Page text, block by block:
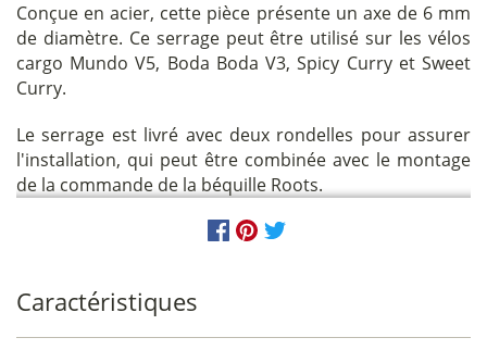
Conçue en acier, cette pièce présente un axe de 6 mm
de diamètre. Ce serrage peut être utilisé sur les vélos
cargo Mundo V5, Boda Boda V3, Spicy Curry et Sweet
Curry.
Le serrage est livré avec deux rondelles pour assurer
l'installation, qui peut être combinée avec le montage
de la commande de la béquille Roots.
Caractéristiques